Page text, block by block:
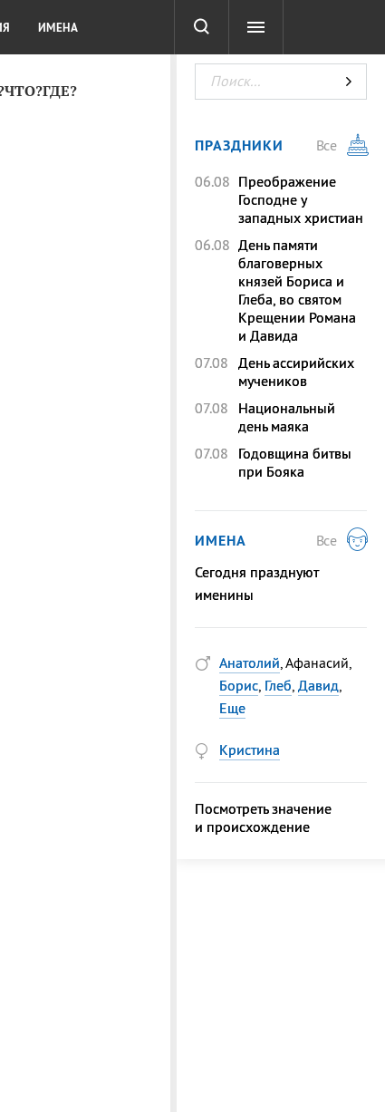
ТЕСТЫ
ИМЕНА
ПРАЗДНИКИ
Все
06.08 Преображение
Господне у
западных христиан
06.08 День памяти
благоверных
князей Бориса и
Глеба, во святом
Крещении Романа
и Давида
07.08 День ассирийских
мучеников
07.08
Национальный
день маяка
07.08
Годовщина битвы
при Бояка
ИМЕНА
Все
Сегодня празднуют
именины
Анатолий, Афанасий,
Борис, Глеб, Давид,
Еще
Кристина
Посмотреть значение
и происхождение